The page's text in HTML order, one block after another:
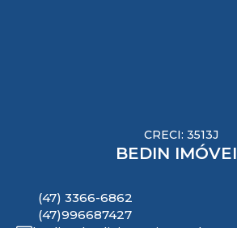
CRECI: 3513J
BEDIN
(47) 3366-6862
(47)996687427